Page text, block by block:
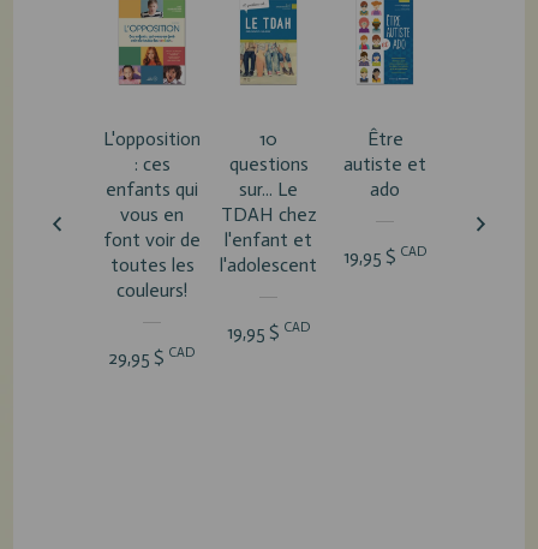
L'opposition
: ces
enfants qui
vous en
font voir de
toutes les
couleurs!
29,95 $ CAD
10
questions
sur... Le
TDAH chez
l'enfant et
l'adolescent
19,95 $ CAD
Être
autiste et
ado
19,95 $ CAD
mutisme
sélectif